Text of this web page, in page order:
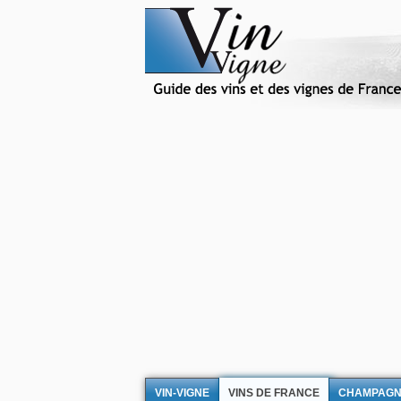
VIN-VIGNE VINS DE FRANCE